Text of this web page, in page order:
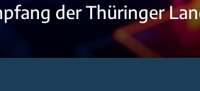
der Thüringer